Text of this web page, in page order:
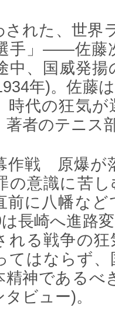
された、世界
手」――佐藤
中、国威発
年)。佐藤
時代の狂気
著者のテニス
作戦 原爆が
の意識に苦
前に八幡な
は長崎へ進路
れる戦争の
てはならず
精神であるべ
タビュー)。